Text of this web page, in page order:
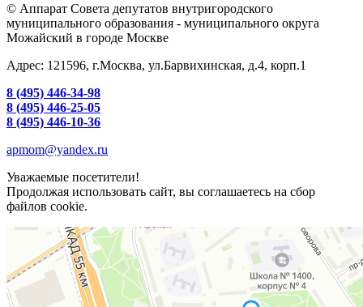
© Аппарат Совета депутатов внутригородского
муниципального образования - муниципального округа
Можайский в городе Москве
Адрес: 121596, г.Москва, ул.Барвихинская, д.4, корп.1
8 (495) 446-34-98
8 (495) 446-25-05
8 (495) 446-10-36
apmom@yandex.ru
Уважаемые посетители!
Продолжая использовать сайт, вы соглашаетесь на сбор
файлов cookie.